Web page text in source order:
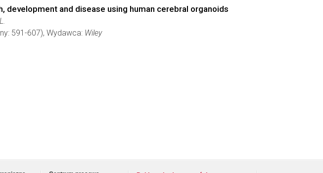
and disease using human cerebral organoids
591-607), Wydawca: Wiley